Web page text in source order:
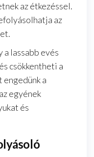
az étkezéssel.
az
a lassabb evés
csökkentheti a
a
egyének
és